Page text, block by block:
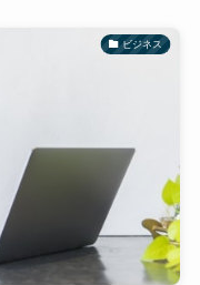
ビジネス